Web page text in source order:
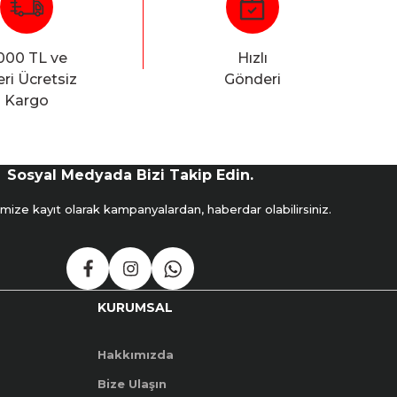
TL ve
Ücretsiz
Kargo
Hızlı
Gönderi
Sosyal Medyada Bizi Takip Edin.
kayıt olarak kampanyalardan, haberdar olabilirsiniz.
KURUMSAL
Hakkımızda
Bize Ulaşın